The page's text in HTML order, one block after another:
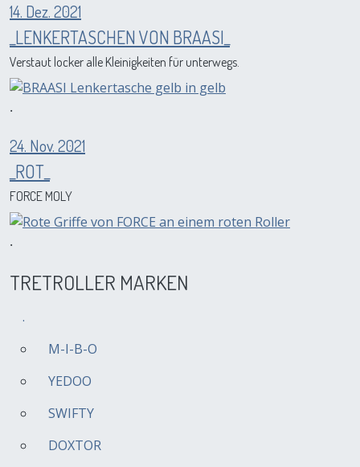
14. Dez. 2021
_LENKERTASCHEN VON BRAASI_
Verstaut locker alle Kleinigkeiten für unterwegs.
.
24. Nov. 2021
_ROT_
FORCE MOLY
.
TRETROLLER MARKEN
.
M-I-B-O
YEDOO
SWIFTY
DOXTOR